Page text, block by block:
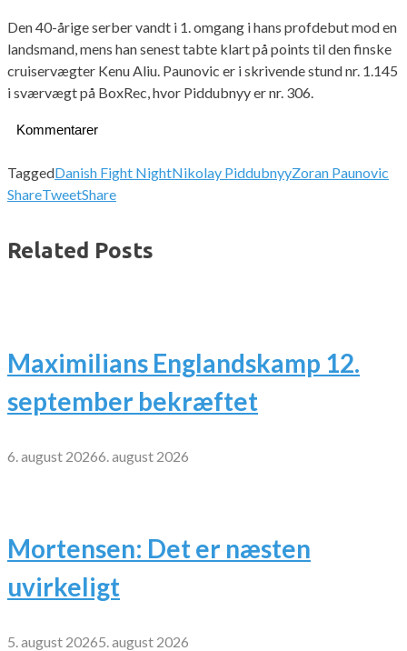
Den 40-årige serber vandt i 1. omgang i hans profdebut mod en
landsmand, mens han senest tabte klart på points til den finske
cruiservægter Kenu Aliu. Paunovic er i skrivende stund nr. 1.145
i sværvægt på BoxRec, hvor Piddubnyy er nr. 306.
Kommentarer
TaggedDanish Fight NightNikolay PiddubnyyZoran Paunovic
ShareTweetShare
Related Posts
Maximilians Englandskamp 12.
september bekræftet
6. august 20266. august 2026
Mortensen: Det er næsten
uvirkeligt
5. august 20265. august 2026